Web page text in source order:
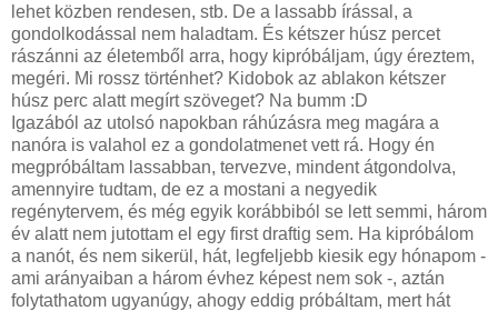
lehet közben rendesen, stb. De a lassabb írással, a
gondolkodással nem haladtam. És kétszer húsz percet
rászánni az életemből arra, hogy kipróbáljam, úgy éreztem,
megéri. Mi rossz történhet? Kidobok az ablakon kétszer
húsz perc alatt megírt szöveget? Na bumm :D
Igazából az utolsó napokban ráhúzásra meg magára a
nanóra is valahol ez a gondolatmenet vett rá. Hogy én
megpróbáltam lassabban, tervezve, mindent átgondolva,
amennyire tudtam, de ez a mostani a negyedik
regénytervem, és még egyik korábbiból se lett semmi, három
év alatt nem jutottam el egy first draftig sem. Ha kipróbálom
a nanót, és nem sikerül, hát, legfeljebb kiesik egy hónapom -
ami arányaiban a három évhez képest nem sok -, aztán
folytathatom ugyanúgy, ahogy eddig próbáltam, mert hát